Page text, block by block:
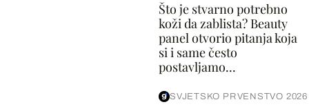
Što je stvarno potrebno
koži da zablista? Beauty
panel otvorio pitanja koja
si i same često
postavljamo...
SVJETSKO PRVENSTVO 2026